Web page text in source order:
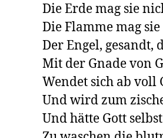
Die Erde mag sie
Die Flamme mag
Der Engel, gesandt,
Mit der Gnade von
Wendet sich ab voll
Und wird zum
Und hätte Gott